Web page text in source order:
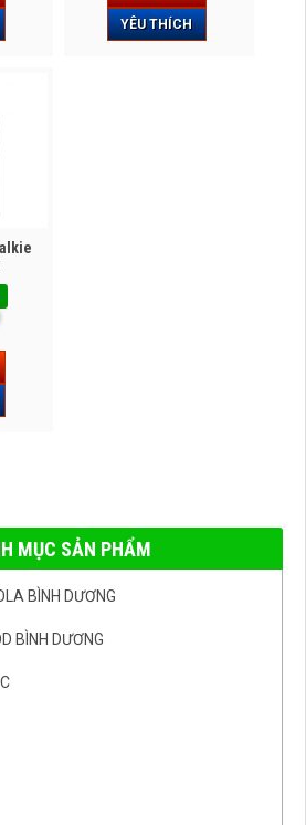
YÊU THÍCH
MỤC SẢN PHẨM
BÌNH DƯƠNG
BÌNH DƯƠNG